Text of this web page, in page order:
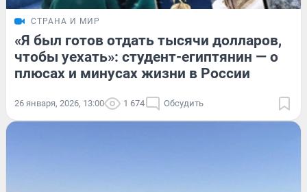
СТРАНА И МИР
«Я был готов отдать тысячи долларов,
чтобы уехать»: студент-египтянин — о
плюсах и минусах жизни в России
26 января, 2026, 13:00 1 674 Обсудить